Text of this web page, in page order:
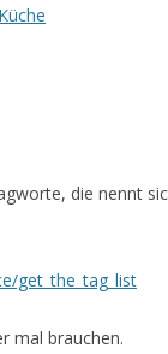
die nennt
get_the_tag_list
mal brauchen.